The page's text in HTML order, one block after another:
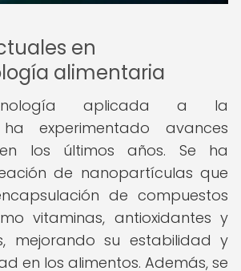
en
alimentaria
aplicada a la
experimentado avances
en los últimos años. Se ha
de nanopartículas que
de compuestos
vitaminas, antioxidantes y
mejorando su estabilidad y
en los alimentos. Además, se